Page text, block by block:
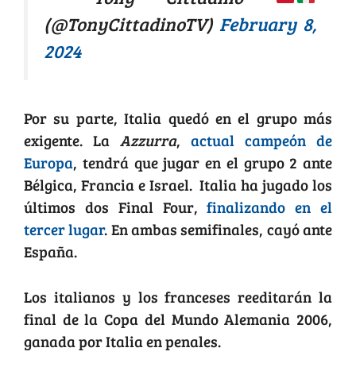
(@TonyCittadinoTV) February 8,
2024
Por su parte, Italia quedó en el grupo más
exigente. La Azzurra, actual campeón de
Europa, tendrá que jugar en el grupo 2 ante
Bélgica, Francia e Israel. Italia ha jugado los
últimos dos Final Four,finalizando en el
tercer lugar. En ambas semifinales, cayó ante
España.
Los italianos y los franceses reeditarán la
final de la Copa del Mundo Alemania 2006,
ganada por Italia en penales.